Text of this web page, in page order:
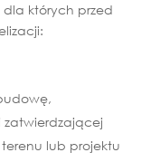
których przed
zatwierdzającej
lub projektu